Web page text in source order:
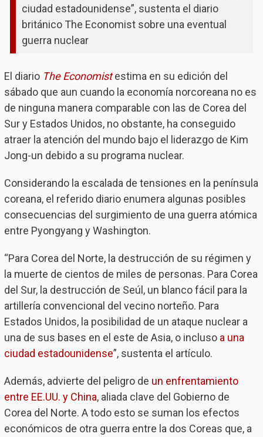
ciudad estadounidense”, sustenta el diario
británico The Economist sobre una eventual
guerra nuclear
El diario The Economist estima en su edición del
sábado que aun cuando la economía norcoreana no es
de ninguna manera comparable con las de Corea del
Sur y Estados Unidos, no obstante, ha conseguido
atraer la atención del mundo bajo el liderazgo de Kim
Jong-un debido a su programa nuclear.
Considerando la escalada de tensiones en la península
coreana, el referido diario enumera algunas posibles
consecuencias del surgimiento de una guerra atómica
entre Pyongyang y Washington.
“Para Corea del Norte, la destrucción de su régimen y
la muerte de cientos de miles de personas. Para Corea
del Sur, la destrucción de Seúl, un blanco fácil para la
artillería convencional del vecino norteño. Para
Estados Unidos, la posibilidad de un ataque nuclear a
una de sus bases en el este de Asia, o incluso a una
ciudad estadounidense”, sustenta el artículo.
Además, advierte del peligro de un enfrentamiento
entre EE.UU. y China, aliada clave del Gobierno de
Corea del Norte. A todo esto se suman los efectos
económicos de otra guerra entre la dos Coreas que, a